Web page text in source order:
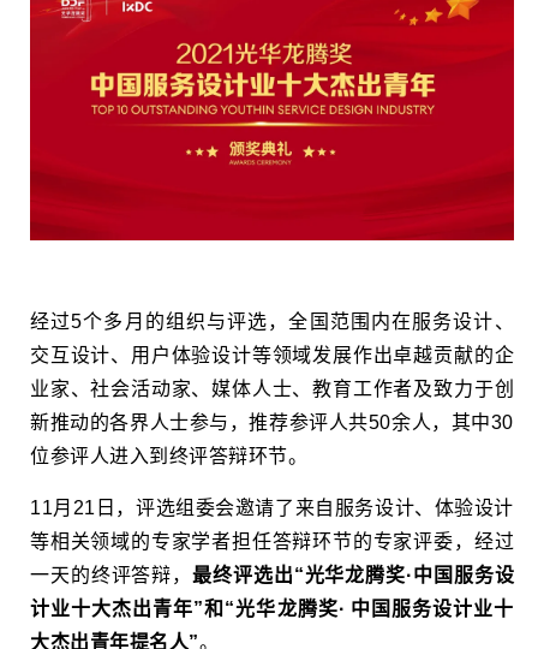
经过5个多月的组织与评选，全国范围内在服务设计、
交互设计、用户体验设计等领域发展作出卓越贡献的企
业家、社会活动家、媒体人士、教育工作者及致力于创
新推动的各界人士参与，推荐参评人共50余人，其中30
位参评人进入到终评答辩环节。
11月21日，评选组委会邀请了来自服务设计、体验设计
等相关领域的专家学者担任答辩环节的专家评委，经过
一天的终评答辩，最终评选出“光华龙腾奖·中国服务设
计业十大杰出青年”和“光华龙腾奖· 中国服务设计业十
大杰出青年提名人”。